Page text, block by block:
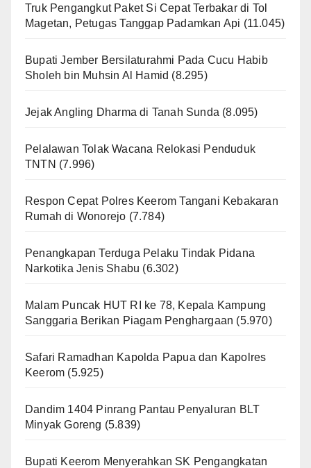
Truk Pengangkut Paket Si Cepat Terbakar di Tol
Magetan, Petugas Tanggap Padamkan Api (11.045)
Bupati Jember Bersilaturahmi Pada Cucu Habib
Sholeh bin Muhsin Al Hamid (8.295)
Jejak Angling Dharma di Tanah Sunda (8.095)
Pelalawan Tolak Wacana Relokasi Penduduk
TNTN (7.996)
Respon Cepat Polres Keerom Tangani Kebakaran
Rumah di Wonorejo (7.784)
Penangkapan Terduga Pelaku Tindak Pidana
Narkotika Jenis Shabu (6.302)
Malam Puncak HUT RI ke 78, Kepala Kampung
Sanggaria Berikan Piagam Penghargaan (5.970)
Safari Ramadhan Kapolda Papua dan Kapolres
Keerom (5.925)
Dandim 1404 Pinrang Pantau Penyaluran BLT
Minyak Goreng (5.839)
Bupati Keerom Menyerahkan SK Pengangkatan